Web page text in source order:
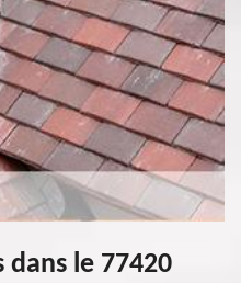
le 77420